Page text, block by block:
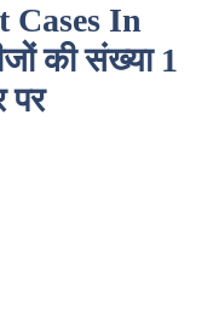
Cases In
की संख्या 1
पर